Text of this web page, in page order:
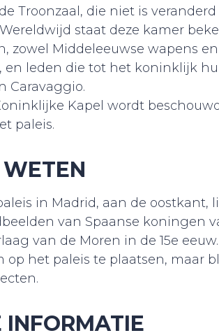
Troonzaal, die niet is veranderd
staat deze kamer
zowel Middeleeuwse wapens
en leden die tot het koninklijk
Caravaggio.
Kapel wordt
paleis.
in Madrid, aan de oostkant,
van Spaanse koningen
van de Moren in de 15e
het paleis te plaatsen, maar
INFORMATIE